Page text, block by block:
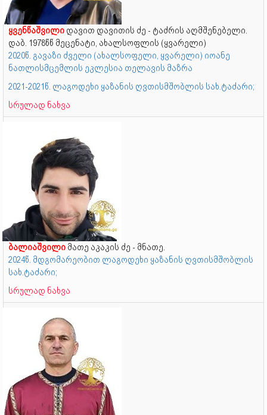
ყვენწაშვილი დავით დავითის ძე - ტაძრის აღმშენებელი.
დაბ. 1978წწ მეცენატი, ახალსოფლის (ყვარელი)
2020წ. გავაზი ძველი (ახალსოფელი, ყვარელი) იოანე
ნათლისმცემლის ეკლესია თელავის მაზრა
2021-2021წ. ლაგოდეხი ყაზანის ღვთისმშობლის სახ.ტაძარი;
სრულად ნახვა
ბალიაშვილი მათე აკაკის ძე - მნათე.
2024წ. მდგომარეობით ლაგოდეხი ყაზანის ღვთისმშობლის
სახ.ტაძარი;
სრულად ნახვა